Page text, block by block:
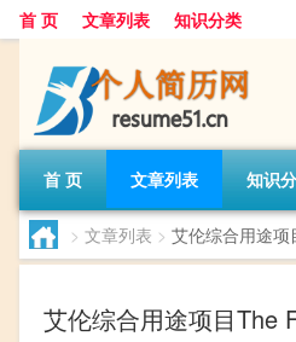
首 页 文章列表 知识分类
首 页 文章列表 知识
> 文章列表 > 艾伦综合用途
艾伦综合用途项目The